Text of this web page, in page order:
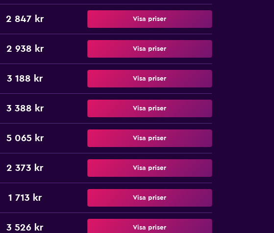
2 847 kr Visa priser
2 938 kr Visa priser
3 188 kr Visa priser
3 388 kr Visa priser
5 065 kr Visa priser
2 373 kr Visa priser
1 713 kr Visa priser
3 526 kr Visa priser